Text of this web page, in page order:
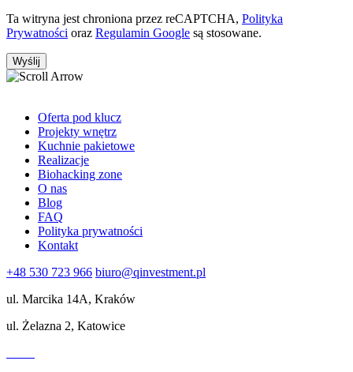
Ta witryna jest chroniona przez reCAPTCHA, Polityka
Prywatności oraz Regulamin Google są stosowane.
Oferta pod klucz
Projekty wnętrz
Kuchnie pakietowe
Realizacje
Biohacking zone
O nas
Blog
FAQ
Polityka prywatności
Kontakt
+48 530 723 966 biuro@qinvestment.pl
ul. Marcika 14A, Kraków
ul. Żelazna 2, Katowice